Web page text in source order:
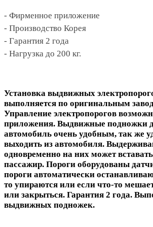
- Фирменное приложение
- Производство Корея
- Гарантия 2 года
- Нагрузка до 200 кг.
Установка выдвижных
выполняется по оригинальным
Управление электропорогов
приложения. Выдвижные подножки
автомобиль очень удобным, так же
выходить из автомобиля.
одновременно на них может
пассажир. Пороги оборудованы
пороги автоматически
то упираются или если что-то
или закрыться. Гарантия 2 года.
выдвижных подножек.